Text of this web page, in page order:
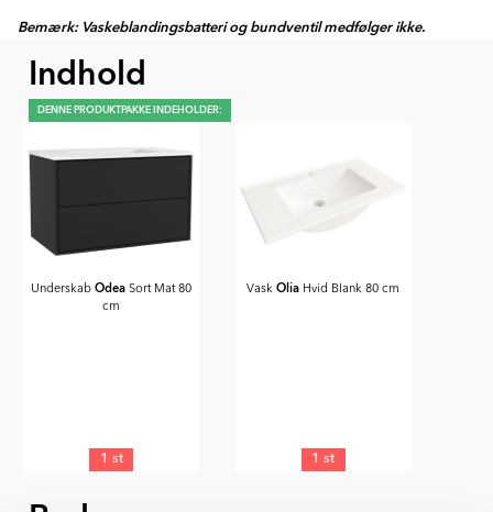
Bemærk: Vaskeblandingsbatteri og bundventil medfølger ikke.
Indhold
DENNE PRODUKTPAKKE INDEHOLDER:
UnderskabOdea Sort Mat 80
cm
1 st
VaskOlia Hvid Blank 80 cm
1 st